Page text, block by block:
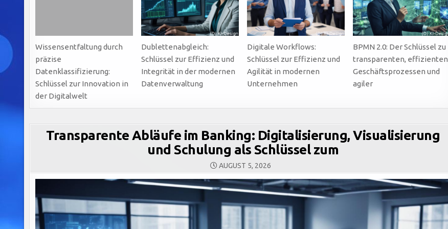
Wissensentfaltung durch
präzise
Datenklassifizierung:
Schlüssel zur Innovation in
der Digitalwelt
Dublettenabgleich:
Schlüssel zur Effizienz und
Integrität in der modernen
Datenverwaltung
Digitale Workflows:
Schlüssel zur Effizienz und
Agilität in modernen
Unternehmen
BPMN 2.0: Der Schlüssel zu
transparenten, effizienten
Geschäftsprozessen und
agiler
Transparente Abläufe im Banking: Digitalisierung, Visualisierung
und Schulung als Schlüssel zum
AUGUST 5, 2026